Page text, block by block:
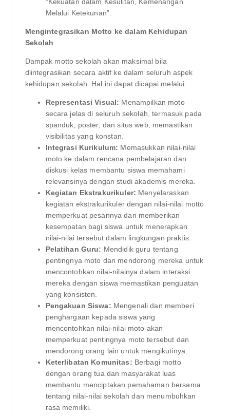
“Kekuatan dalam Kesulitan, Kemenangan
Melalui Ketekunan”.
Mengintegrasikan Motto ke dalam Kehidupan
Sekolah
Dampak motto sekolah akan maksimal bila
diintegrasikan secara aktif ke dalam seluruh aspek
kehidupan sekolah. Hal ini dapat dicapai melalui:
Representasi Visual: Menampilkan moto
secara jelas di seluruh sekolah, termasuk pada
spanduk, poster, dan situs web, memastikan
visibilitas yang konstan.
Integrasi Kurikulum: Memasukkan nilai-nilai
moto ke dalam rencana pembelajaran dan
diskusi kelas membantu siswa memahami
relevansinya dengan studi akademis mereka.
Kegiatan Ekstrakurikuler: Menyelaraskan
kegiatan ekstrakurikuler dengan nilai-nilai motto
memperkuat pesannya dan memberikan
kesempatan bagi siswa untuk menerapkan
nilai-nilai tersebut dalam lingkungan praktis.
Pelatihan Guru: Mendidik guru tentang
pentingnya moto dan mendorong mereka untuk
mencontohkan nilai-nilainya dalam interaksi
mereka dengan siswa memastikan penguatan
yang konsisten.
Pengakuan Siswa: Mengenali dan memberi
penghargaan kepada siswa yang
mencontohkan nilai-nilai moto akan
memperkuat pentingnya moto tersebut dan
mendorong orang lain untuk mengikutinya.
Keterlibatan Komunitas: Berbagi motto
dengan orang tua dan masyarakat luas
membantu menciptakan pemahaman bersama
tentang nilai-nilai sekolah dan menumbuhkan
rasa memiliki.